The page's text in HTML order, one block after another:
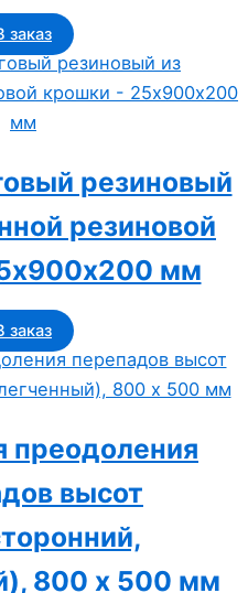
заказ
резиновый
резиновой
мм
заказ
преодоления
высот
800 х 500 мм